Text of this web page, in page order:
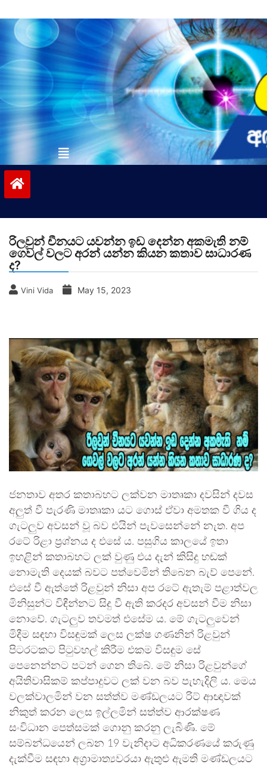
to
contentvinivida.lk
රිලවුන් චීනයට යවන්න ඉඩ දෙන්න අකමැති නම්
ගෙවල් වලට අරන් යන්න කියන කතාව සාධාරණ
ද?
Vini Vida May 15, 2023
ජනතාව අතර කතාබහට ලක්වන මාතෘකා දවසින් දවස
අලුත් වී පැරණි මාතෘකා යට ගොස් ඒවා අමතක වී ගිය ද
ගැටලුව අවසන් වූ බව එයින් පැවසෙන්නේ නැත. අප
රටේ රිළා ප්‍රශ්නය ද එසේ ය. පසුගිය කාලයේ ඉතා
ඉහළින් කතාබහට ලක් වුණු එය දැන් කිසිදු හඬක්
නොමැති දෙයක් බවට පත්වෙමින් තිබෙන බැව් පෙනේ.
එසේ වී ඇත්තේ රිළවුන් නිසා අප රටේ ඇතැම් පළාත්වල
මිනිසුන්ට විඳීන්නට සිදු වී ඇති කරදර අවසන් වීම නිසා
නොවේ. ගැටලුව තවමත් එසේම ය. මේ ගැටලුවෙන්
මිදීම සඳහා විසඳුමක් ලෙස ලක්ෂ ගණනින් රිළවුන්
පිටරටකට පිටුවහල් කිරීම එකම විසඳුම සේ
පෙනෙන්නට පටන් ගෙන තිබේ. මේ නිසා රිළවුන්ගේ
අයිතිවාසිකම් කප්පාදුවට ලක් වන බව පැහැදිලි ය. මෙය
වලක්වාලමින් වන සත්ත්ව මණ්ඩලයට රිට් ආඥාවක්
නිකුත් කරන ලෙස ඉල්ලමින් සත්ත්ව ආරක්ෂණ
සංවිධාන පෙත්සමක් ගොනු කරනු ලැබිණි. මේ
සම්බන්ධයෙන් ලබන 19 වැනිදාට අධිකරණයේ කරුණු
දැක්වීම සඳහා අග්‍රාමාත්‍යවරයා ඇතුළු ඇමති මණ්ඩලයට